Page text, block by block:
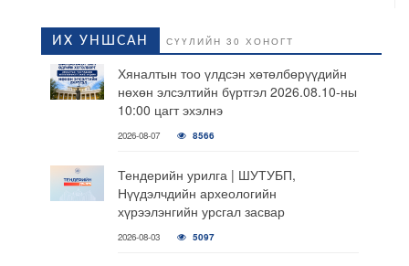
ИХ УНШСАН СҮҮЛИЙН 30 ХОНОГТ
Хяналтын тоо үлдсэн хөтөлбөрүүдийн
нөхөн элсэлтийн бүртгэл 2026.08.10-ны
10:00 цагт эхэлнэ
2026-08-07 8566
Тендерийн урилга | ШУТУБП,
Нүүдэлчдийн археологийн
хүрээлэнгийн урсгал засвар
2026-08-03 5097